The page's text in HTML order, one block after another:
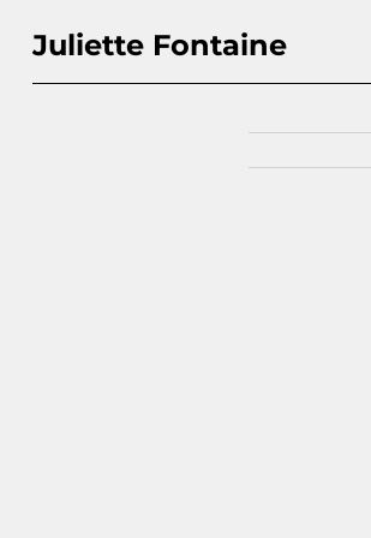
Juliette Fontaine